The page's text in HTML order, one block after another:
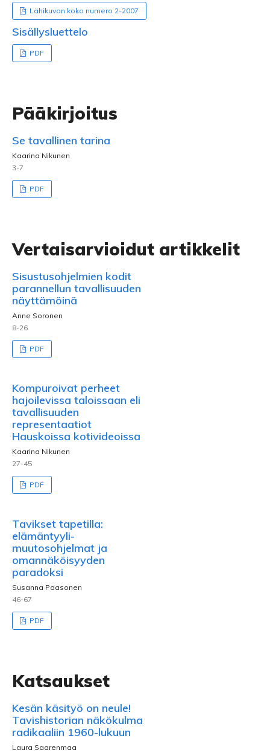
Lähikuvan koko numero 2-2007
Sisällysluettelo
PDF
Pääkirjoitus
Se tavallinen tarina
Kaarina Nikunen
3-7
PDF
Vertaisarvioidut artikkelit
Sisustusohjelmien kodit
parannellun tavallisuuden
näyttämöinä
Anne Soronen
8-26
PDF
Kompuroivat perheet
hajoilevissa taloissaan eli
tavallisuuden
representaatiot
Hauskoissa kotivideoissa
Kaarina Nikunen
27-45
PDF
Tavikset tapetilla:
elämäntyyli-
muutosohjelmat ja
omannäköisyyden
paradoksi
Susanna Paasonen
46-67
PDF
Katsaukset
Kesän käsityö on neule!
Tavishistorian näkökulma
radikaaliin 1960-lukuun
Laura Saarenmaa